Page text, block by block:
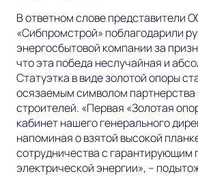
В ответном слове представители
«Сибпромстрой» поблагодарили
энергосбытовой компании за
что эта победа неслучайная и
Статуэтка в виде золотой опоры
осязаемым символом партнерства
строителей. «Первая «Золотая
кабинет нашего генерального
напоминая о взятой высокой
сотрудничества с гарантирующим
электрической энергии», –